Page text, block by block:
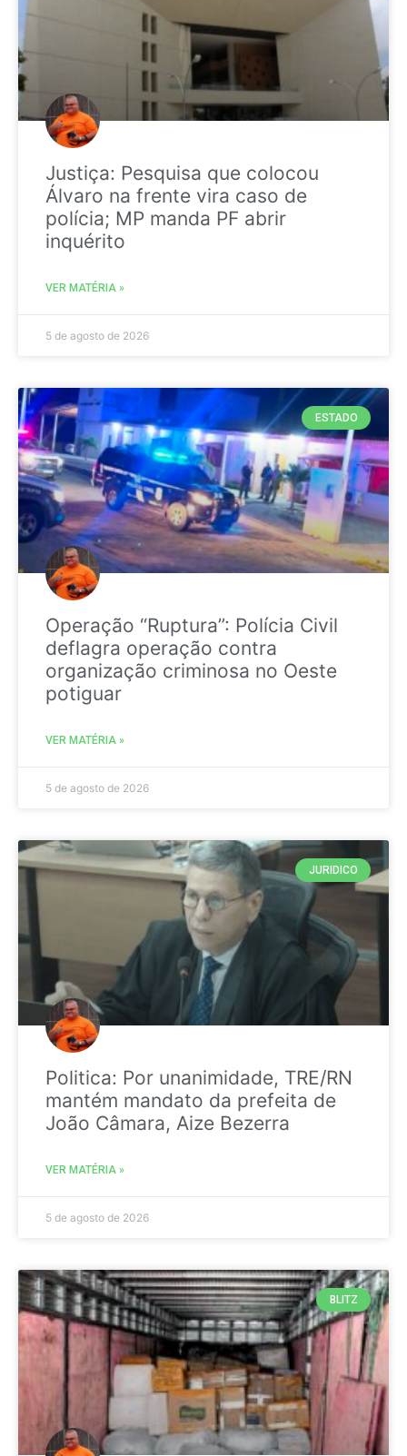
Justiça: Pesquisa que colocou
Álvaro na frente vira caso de
polícia; MP manda PF abrir
inquérito
VER MATÉRIA »
5 de agosto de 2026
ESTADO
Operação “Ruptura”: Polícia Civil
deflagra operação contra
organização criminosa no Oeste
potiguar
VER MATÉRIA »
5 de agosto de 2026
JURIDICO
Politica: Por unanimidade, TRE/RN
mantém mandato da prefeita de
João Câmara, Aize Bezerra
VER MATÉRIA »
5 de agosto de 2026
BLITZ